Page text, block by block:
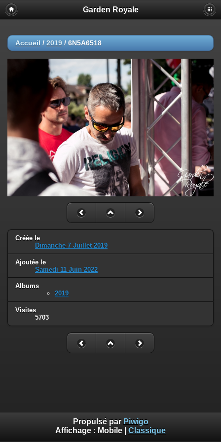
Garden Royale
Accueil / 2019 / 6N5A6518
Créée le
Dimanche 7 Juillet 2019
Ajoutée le
Samedi 11 Juin 2022
Albums
2019
Visites
5703
Propulsé par Piwigo
Affichage : Mobile Classique